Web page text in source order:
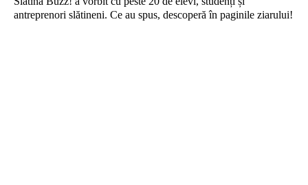
antreprenori slătineni. Ce au spus, descoperă în paginile ziarului!